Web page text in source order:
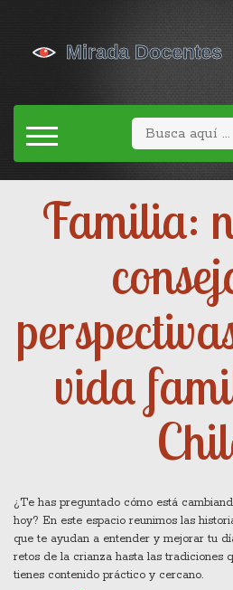
Familia:
vida
¿Te has preguntado cómo está
hoy? En este espacio reunimos las
que te ayudan a entender y mejorar tu
retos de la crianza hasta las tradiciones
tienes contenido práctico y cercano.